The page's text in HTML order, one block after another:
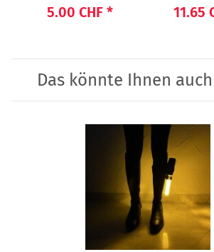
5.00 CHF * 11.65
Das könnte Ihnen